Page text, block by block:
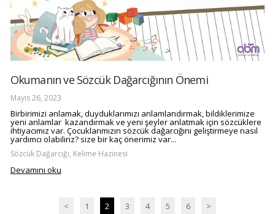
Okumanın ve Sözcük Dağarcığının Önemi
Mayıs 26, 2023
Birbirimizi anlamak, duyduklarımızı anlamlandırmak, bildiklerimize
yeni anlamlar kazandırmak ve yeni şeyler anlatmak için sözcüklere
ihtiyacımız var. Çocuklarımızın sözcük dağarcığını geliştirmeye nasıl
yardımcı olabiliriz? size bir kaç önerimiz var...
Sözcük Dağarcığı, Kelime Hazinesi
Devamını oku
< 1 2 3 4 5 6 >